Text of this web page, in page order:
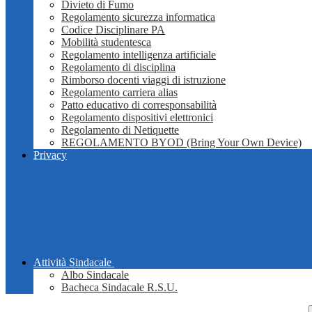
Divieto di Fumo
Regolamento sicurezza informatica
Codice Disciplinare PA
Mobilità studentesca
Regolamento intelligenza artificiale
Regolamento di disciplina
Rimborso docenti viaggi di istruzione
Regolamento carriera alias
Patto educativo di corresponsabilità
Regolamento dispositivi elettronici
Regolamento di Netiquette
REGOLAMENTO BYOD (Bring Your Own Device)
Privacy
Attività Sindacale
Albo Sindacale
Bacheca Sindacale R.S.U.